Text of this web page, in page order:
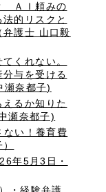
ＡＩ頼みの
的リスクと
弁護士 山口毅
くれない。
与を受ける
瀬奈都子)
るか知りた
瀬奈都子)
ない！養育費
年5月3日・